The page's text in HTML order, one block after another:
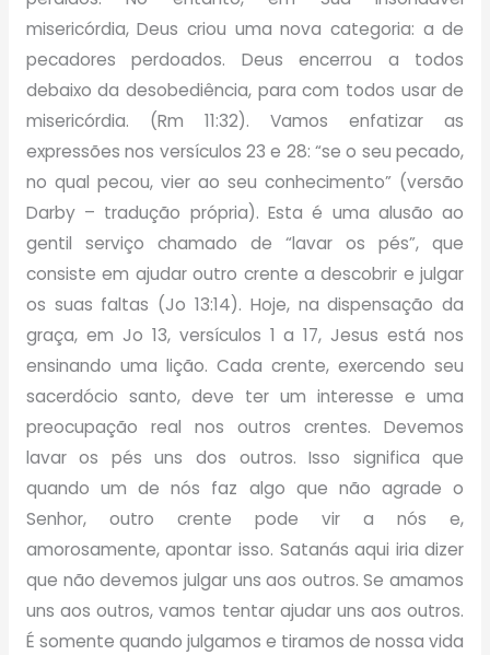
misericórdia, Deus criou uma nova categoria: a de
pecadores perdoados. Deus encerrou a todos
debaixo da desobediência, para com todos usar de
misericórdia. (Rm 11:32). Vamos enfatizar as
expressões nos versículos 23 e 28: “se o seu pecado,
no qual pecou, vier ao seu conhecimento” (versão
Darby – tradução própria). Esta é uma alusão ao
gentil serviço chamado de “lavar os pés”, que
consiste em ajudar outro crente a descobrir e julgar
os suas faltas (Jo 13:14). Hoje, na dispensação da
graça, em Jo 13, versículos 1 a 17, Jesus está nos
ensinando uma lição. Cada crente, exercendo seu
sacerdócio santo, deve ter um interesse e uma
preocupação real nos outros crentes. Devemos
lavar os pés uns dos outros. Isso significa que
quando um de nós faz algo que não agrade o
Senhor, outro crente pode vir a nós e,
amorosamente, apontar isso. Satanás aqui iria dizer
que não devemos julgar uns aos outros. Se amamos
uns aos outros, vamos tentar ajudar uns aos outros.
É somente quando julgamos e tiramos de nossa vida